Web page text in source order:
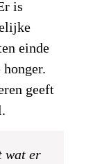
is
einde
geeft
wat er